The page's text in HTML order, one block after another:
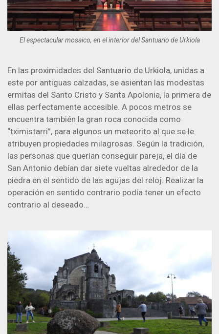
El espectacular mosaico, en el interior del Santuario de Urkiola
En las proximidades del Santuario de Urkiola, unidas a
este por antiguas calzadas, se asientan las modestas
ermitas del Santo Cristo y Santa Apolonia, la primera de
ellas perfectamente accesible. A pocos metros se
encuentra también la gran roca conocida como
“tximistarri”, para algunos un meteorito al que se le
atribuyen propiedades milagrosas. Según la tradición,
las personas que querían conseguir pareja, el día de
San Antonio debían dar siete vueltas alrededor de la
piedra en el sentido de las agujas del reloj. Realizar la
operación en sentido contrario podía tener un efecto
contrario al deseado…